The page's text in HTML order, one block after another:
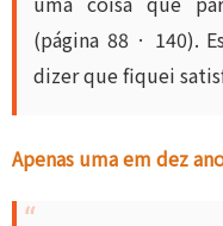
(página 88 · 140).
dizer que fiquei
Apenas uma em dez